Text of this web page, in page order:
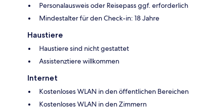
Personalausweis oder Reisepass ggf. erforderlich
Mindestalter für den Check-in: 18 Jahre
Haustiere
Haustiere sind nicht gestattet
Assistenztiere willkommen
Internet
Kostenloses WLAN in den öffentlichen Bereichen
Kostenloses WLAN in den Zimmern